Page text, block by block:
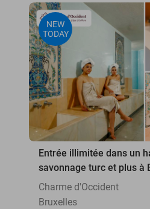
NEW
TODAY
Entrée illimitée dans un
savonnage turc et plus à
Charme d'Occident
Bruxelles